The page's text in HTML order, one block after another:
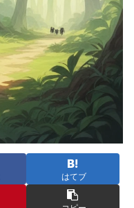
はてブ